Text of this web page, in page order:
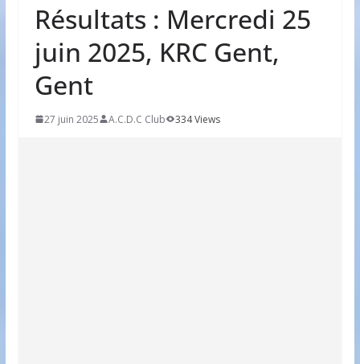
Résultats : Mercredi 25
juin 2025, KRC Gent,
Gent
27 juin 2025 A.C.D.C Club 334 Views